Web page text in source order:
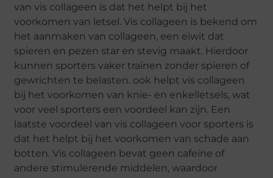
van vis collageen is dat het helpt bij het
voorkomen van letsel. Vis collageen is bekend om
het aanmaken van collageen, een eiwit dat
spieren en pezen star en stevig maakt. Hierdoor
kunnen sporters vaker trainen zonder spieren of
gewrichten te belasten. ook helpt vis collageen
bij het voorkomen van knie- en enkelletsels, wat
voor veel sporters een voordeel kan zijn. Een
laatste voordeel van vis collageen voor sporters is
dat het helpt bij het voorkomen van schade aan
botten. Vis collageen bevat geen cafeïne of
andere stimulerende middelen, waardoor